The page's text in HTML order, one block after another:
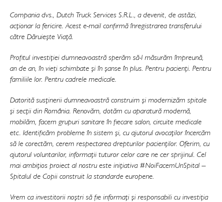
Compania dvs., Dutch Truck Services S.R.L., a devenit, de astăzi,
acționar la fericire. Acest e-mail confirmă înregistrarea transferului
către Dăruiește Viață.
Profitul investiției dumneavoastră sperăm să-l măsurăm împreună,
an de an, în vieți schimbate și în șanse în plus. Pentru pacienți. Pentru
familiile lor. Pentru cadrele medicale.
Datorită susținerii dumneavoastră construim și modernizăm spitale
și secții din România. Renovăm, dotăm cu aparatură modernă,
mobilăm, facem grupuri sanitare în fiecare salon, circuite medicale
etc. Identificăm probleme în sistem și, cu ajutorul avocaților încercăm
să le corectăm, cerem respectarea drepturilor pacienților. Oferim, cu
ajutorul voluntarilor, informații tuturor celor care ne cer sprijinul. Cel
mai ambițios proiect al nostru este inițiativa #NoiFacemUnSpital –
Spitalul de Copii construit la standarde europene.
Vrem ca investitorii noștri să fie informați și responsabili cu investiția